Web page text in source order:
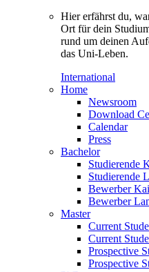
Hier erfährst du,
Ort für dein
rund um deinen
das Uni-Leben.
International
Home
Newsroom
Download
Calendar
Press
Bachelor
Studierende
Studierende
Bewerber
Bewerber
Master
Current
Current
Prospective
Prospective